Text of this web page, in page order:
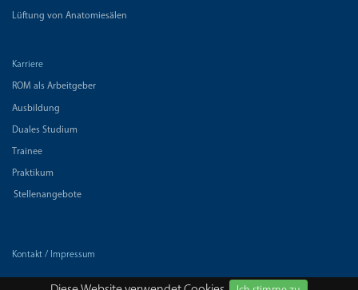
Lüftung von Anatomiesälen
Karriere
ROM als Arbeitgeber
Ausbildung
Duales Studium
Trainee
Praktikum
Stellenangebote
Kontakt / Impressum
Datenschutz